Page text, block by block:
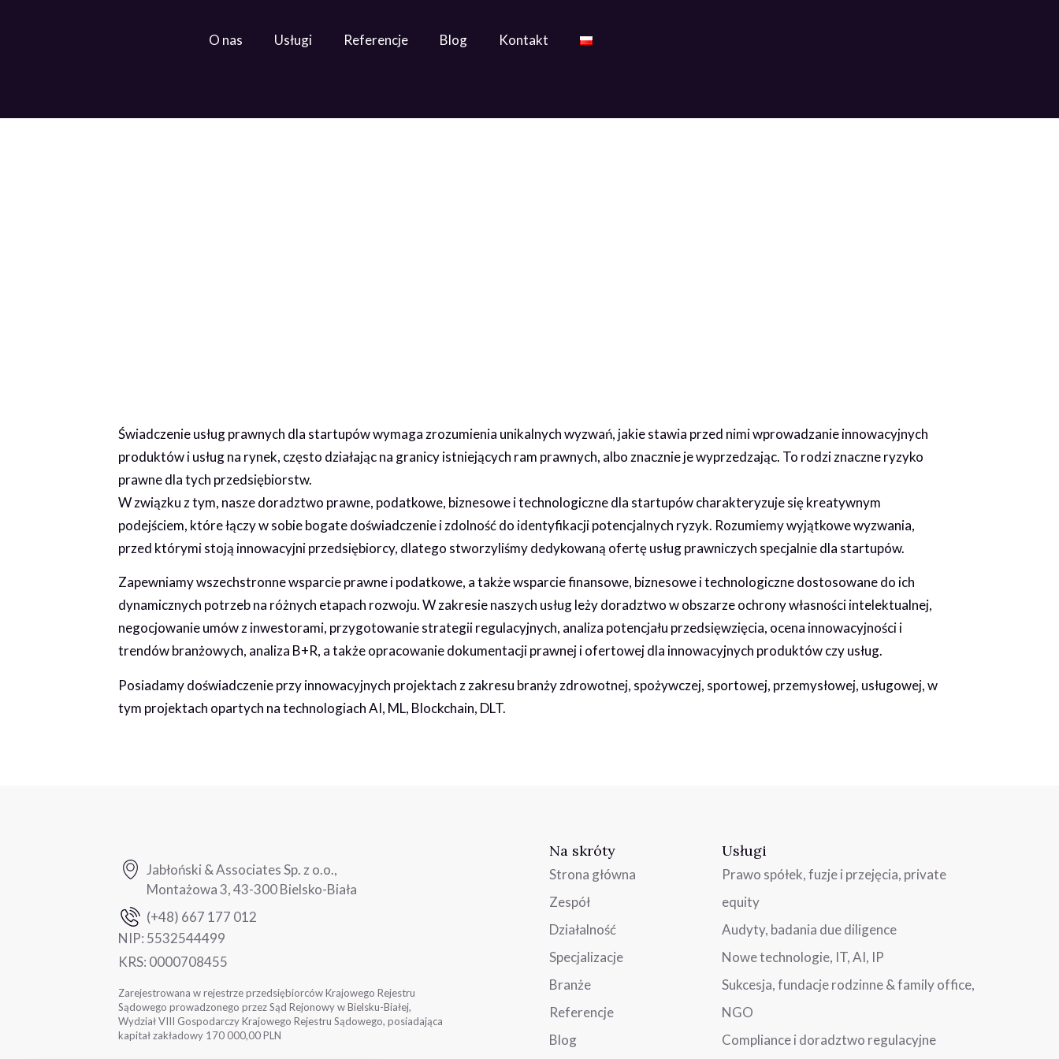
O nas Usługi Referencje Blog Kontakt
Świadczenie usług prawnych dla startupów wymaga zrozumienia unikalnych wyzwań, jakie stawia przed nimi wprowadzanie innowacyjnych
produktów i usług na rynek, często działając na granicy istniejących ram prawnych, albo znacznie je wyprzedzając. To rodzi znaczne ryzyko
prawne dla tych przedsiębiorstw.
W związku z tym, nasze doradztwo prawne, podatkowe, biznesowe i technologiczne dla startupów charakteryzuje się kreatywnym
podejściem, które łączy w sobie bogate doświadczenie i zdolność do identyfikacji potencjalnych ryzyk. Rozumiemy wyjątkowe wyzwania,
przed którymi stoją innowacyjni przedsiębiorcy, dlatego stworzyliśmy dedykowaną ofertę usług prawniczych specjalnie dla startupów.
Zapewniamy wszechstronne wsparcie prawne i podatkowe, a także wsparcie finansowe, biznesowe i technologiczne dostosowane do ich
dynamicznych potrzeb na różnych etapach rozwoju. W zakresie naszych usług leży doradztwo w obszarze ochrony własności intelektualnej,
negocjowanie umów z inwestorami, przygotowanie strategii regulacyjnych, analiza potencjału przedsięwzięcia, ocena innowacyjności i
trendów branżowych, analiza B+R, a także opracowanie dokumentacji prawnej i ofertowej dla innowacyjnych produktów czy usług.
Posiadamy doświadczenie przy innowacyjnych projektach z zakresu branży zdrowotnej, spożywczej, sportowej, przemysłowej, usługowej, w
tym projektach opartych na technologiach AI, ML, Blockchain, DLT.
Jabłoński & Associates Sp. z o.o.,
Montażowa 3, 43-300 Bielsko-Biała
(+48) 667 177 012
NIP: 5532544499
KRS: 0000708455
Zarejestrowana w rejestrze przedsiębiorców Krajowego Rejestru
Sądowego prowadzonego przez Sąd Rejonowy w Bielsku-Białej,
Wydział VIII Gospodarczy Krajowego Rejestru Sądowego, posiadająca
kapitał zakładowy 170 000,00 PLN
Na skróty
Strona główna
Zespół
Działalność
Specjalizacje
Branże
Referencje
Blog
Usługi
Prawo spółek, fuzje i przejęcia, private
equity
Audyty, badania due diligence
Nowe technologie, IT, AI, IP
Sukcesja, fundacje rodzinne & family office,
NGO
Compliance i doradztwo regulacyjne